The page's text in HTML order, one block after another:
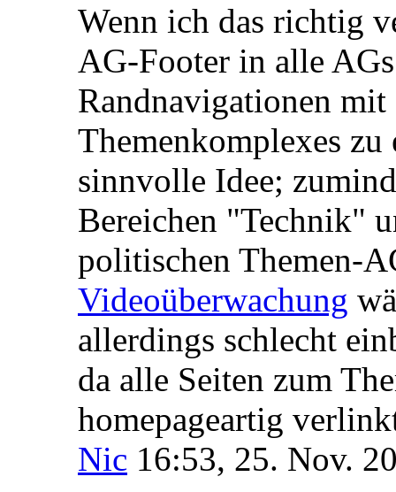
Wenn ich das richtig
AG-Footer in alle
Randnavigationen
Themenkomplexes
sinnvolle Idee;
Bereichen "Technik"
politischen Themen-
Videoüberwachung
allerdings schlecht
da alle Seiten zum
homepageartig
Nic 16:53, 25. Nov.